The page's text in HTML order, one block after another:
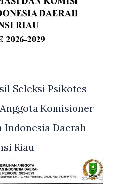
Seleksi Psikotes
Komisioner
Indonesia Daerah
Riau